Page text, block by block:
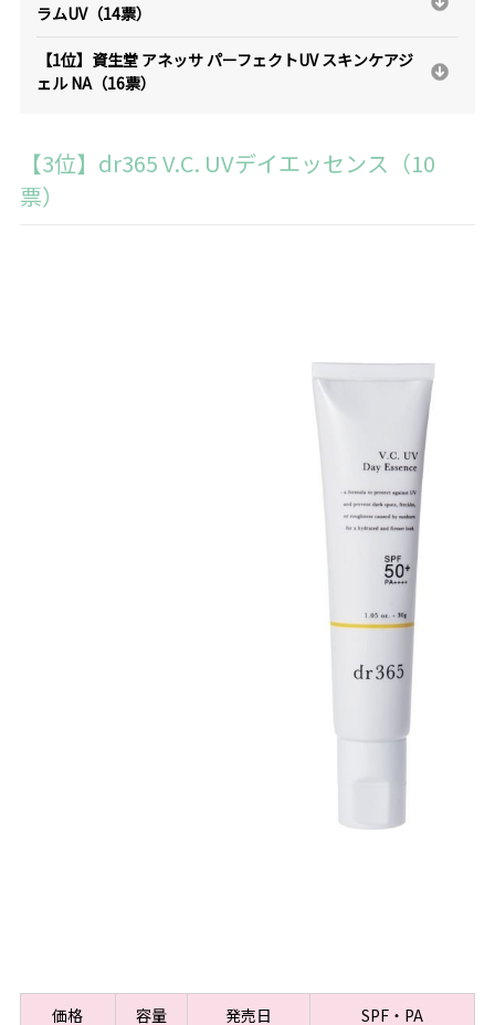
ラムUV（14票）
【1位】資生堂 アネッサ パーフェクトUV スキンケアジ
ェル NA（16票）
【3位】dr365 V.C. UVデイエッセンス（10
票）
価格 容量 発売日
SPF・PA